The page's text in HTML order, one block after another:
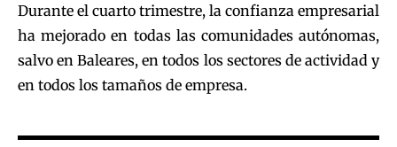
Durante el cuarto trimestre, la confianza empresarial
ha mejorado en todas las comunidades autónomas,
salvo en Baleares, en todos los sectores de actividad y
en todos los tamaños de empresa.